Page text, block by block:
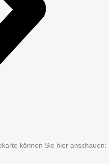
können Sie hier anschauen: